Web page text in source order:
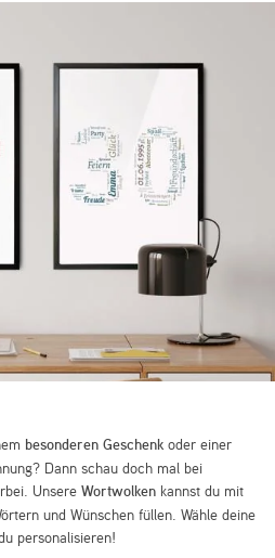
besonderen Geschenk oder einer
Dann schau doch mal bei
UnsereWortwolken kannst du mit
und Wünschen füllen. Wähle deine
personalisieren!